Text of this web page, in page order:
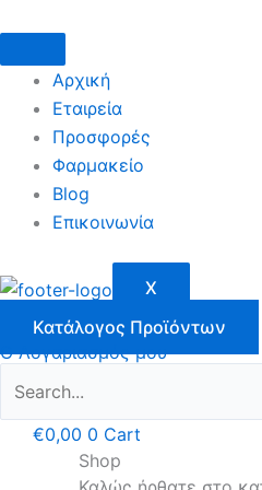
στο
περιεχόμενο
Αρχική
Εταιρεία
Προσφορές
Φαρμακείο
Blog
Επικοινωνία
X
Κατάλογος Προϊόντων
Ο Λογαριασμός μου
€0,00 0 Cart
Shop